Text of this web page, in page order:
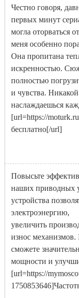
Честно говоря,
первых минут
могла оторваться
меня особенно
Она пропитана
искренностью.
полностью
и чувства.
наслаждаешься
[url=https://
бесплатно[/url]
Повысьте
наших приводных
устройства
электроэнергию,
увеличить
износ
сможете
мощности и
[url=https://